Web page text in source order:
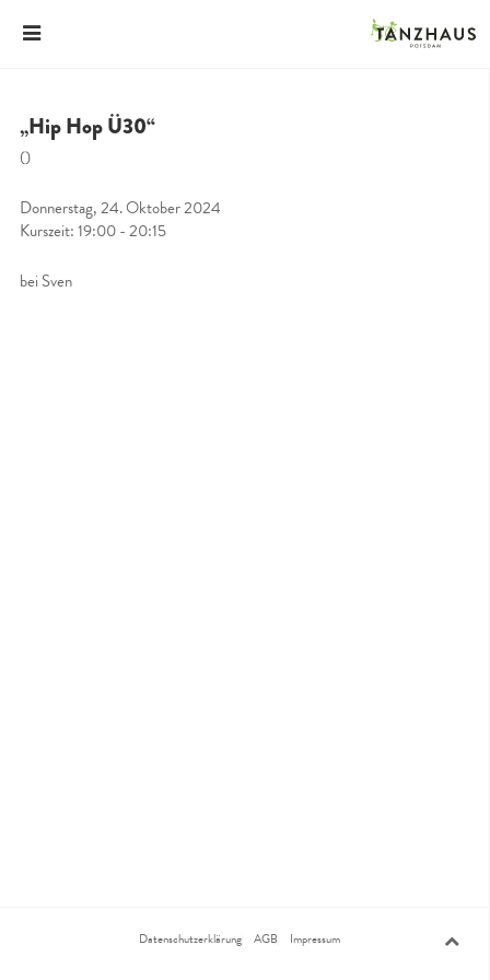
„Hip Hop Ü30“
()
Donnerstag, 24. Oktober 2024
Kurszeit: 19:00 - 20:15
bei Sven
Datenschutzerklärung AGB Impressum